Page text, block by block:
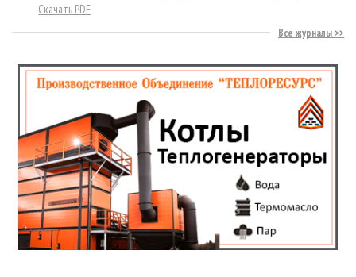
Скачать PDF
Все журналы